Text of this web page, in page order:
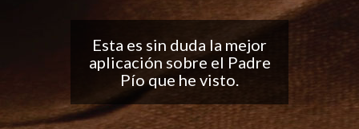
Buena aplicación, me
encantan las
notificaciones todos los
días... ¡Sigan con el buen
trabajo!